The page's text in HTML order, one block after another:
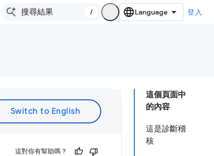
/ 登入
這個頁面中
的內容
這是診斷稽
核
這對你有幫助嗎？